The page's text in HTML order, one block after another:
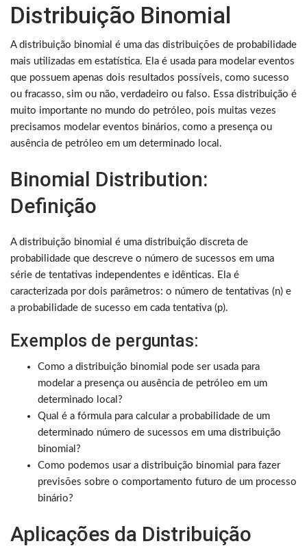
Distribuição Binomial
A distribuição binomial é uma das distribuições de probabilidade
mais utilizadas em estatística. Ela é usada para modelar eventos
que possuem apenas dois resultados possíveis, como sucesso
ou fracasso, sim ou não, verdadeiro ou falso. Essa distribuição é
muito importante no mundo do petróleo, pois muitas vezes
precisamos modelar eventos binários, como a presença ou
ausência de petróleo em um determinado local.
Binomial Distribution:
Definição
A distribuição binomial é uma distribuição discreta de
probabilidade que descreve o número de sucessos em uma
série de tentativas independentes e idênticas. Ela é
caracterizada por dois parâmetros: o número de tentativas (n) e
a probabilidade de sucesso em cada tentativa (p).
Exemplos de perguntas:
Como a distribuição binomial pode ser usada para
modelar a presença ou ausência de petróleo em um
determinado local?
Qual é a fórmula para calcular a probabilidade de um
determinado número de sucessos em uma distribuição
binomial?
Como podemos usar a distribuição binomial para fazer
previsões sobre o comportamento futuro de um processo
binário?
Aplicações da Distribuição